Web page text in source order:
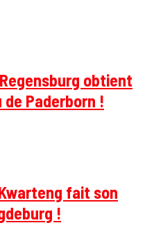
obtient
Paderborn !
fait son
!